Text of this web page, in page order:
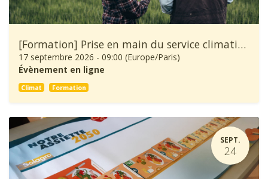
[Formation] Prise en main du service climatique Climadiag Agriculture et Forêt
17 septembre 2026 - 09:00 (Europe/Paris)
Évènement en ligne
Climat Formation
SEPT.
24